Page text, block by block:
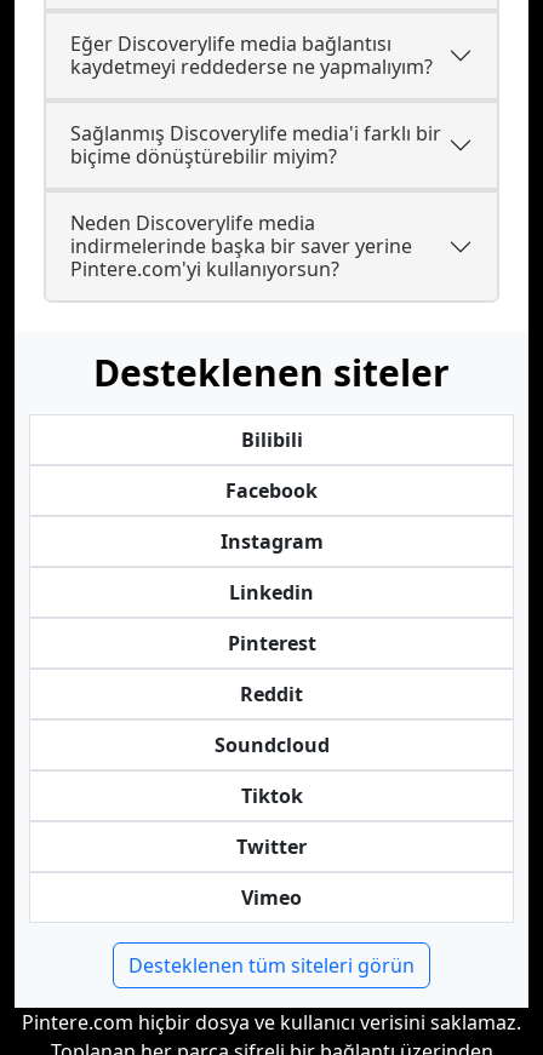
Eğer Discoverylife media bağlantısı
kaydetmeyi reddederse ne yapmalıyım?
Sağlanmış Discoverylife media'i farklı bir
biçime dönüştürebilir miyim?
Neden Discoverylife media
indirmelerinde başka bir saver yerine
Pintere.com'yi kullanıyorsun?
Desteklenen siteler
Bilibili
Facebook
Instagram
Linkedin
Pinterest
Reddit
Soundcloud
Tiktok
Twitter
Vimeo
Desteklenen tüm siteleri görün
Pintere.com hiçbir dosya ve kullanıcı verisini saklamaz.